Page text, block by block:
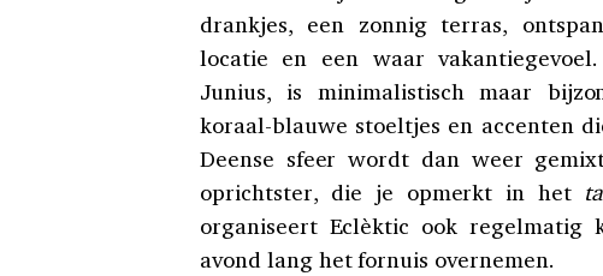
drankjes, een zonnig terras,
locatie en een waar
Junius, is minimalistisch maar
koraal-blauwe stoeltjes en accenten
Deense sfeer wordt dan weer
oprichtster, die je opmerkt in het
organiseert Eclèktic ook regelmatig
avond lang het fornuis overnemen.